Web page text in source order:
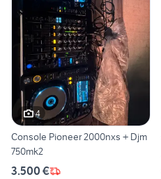
4
Console Pioneer 2000nxs + Djm
750mk2
3.500 €